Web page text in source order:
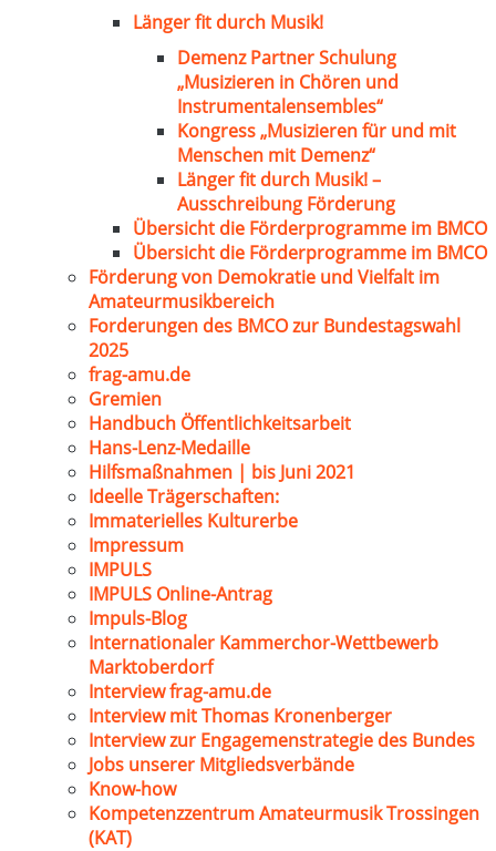
Länger fit durch Musik!
Demenz Partner Schulung
„Musizieren in Chören und
Instrumentalensembles“
Kongress „Musizieren für und mit
Menschen mit Demenz“
Länger fit durch Musik! –
Ausschreibung Förderung
Übersicht die Förderprogramme im BMCO
Übersicht die Förderprogramme im BMCO
Förderung von Demokratie und Vielfalt im
Amateurmusikbereich
Forderungen des BMCO zur Bundestagswahl
2025
frag-amu.de
Gremien
Handbuch Öffentlichkeitsarbeit
Hans-Lenz-Medaille
Hilfsmaßnahmen | bis Juni 2021
Ideelle Trägerschaften:
Immaterielles Kulturerbe
Impressum
IMPULS
IMPULS Online-Antrag
Impuls-Blog
Internationaler Kammerchor-Wettbewerb
Marktoberdorf
Interview frag-amu.de
Interview mit Thomas Kronenberger
Interview zur Engagemenstrategie des Bundes
Jobs unserer Mitgliedsverbände
Know-how
Kompetenzzentrum Amateurmusik Trossingen
(KAT)